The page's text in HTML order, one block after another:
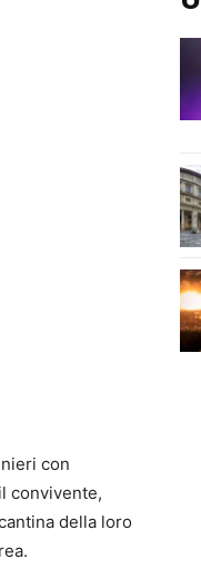
con
convivente,
della loro